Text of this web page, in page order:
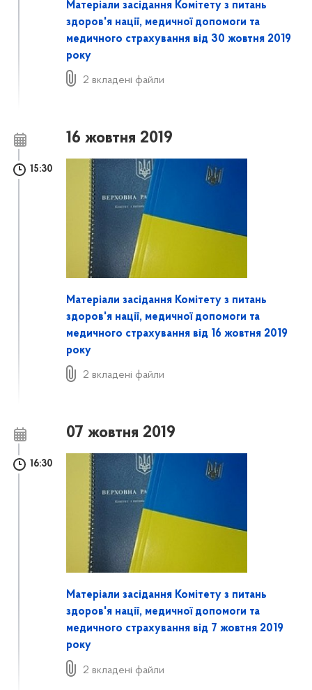
Матеріали засідання Комітету з питань
здоров'я нації, медичної допомоги та
медичного страхування від 30 жовтня 2019
року
2 вкладені файли
16 жовтня 2019
15:30
Матеріали засідання Комітету з питань
здоров'я нації, медичної допомоги та
медичного страхування від 16 жовтня 2019
року
2 вкладені файли
07 жовтня 2019
16:30
Матеріали засідання Комітету з питань
здоров'я нації, медичної допомоги та
медичного страхування від 7 жовтня 2019
року
2 вкладені файли